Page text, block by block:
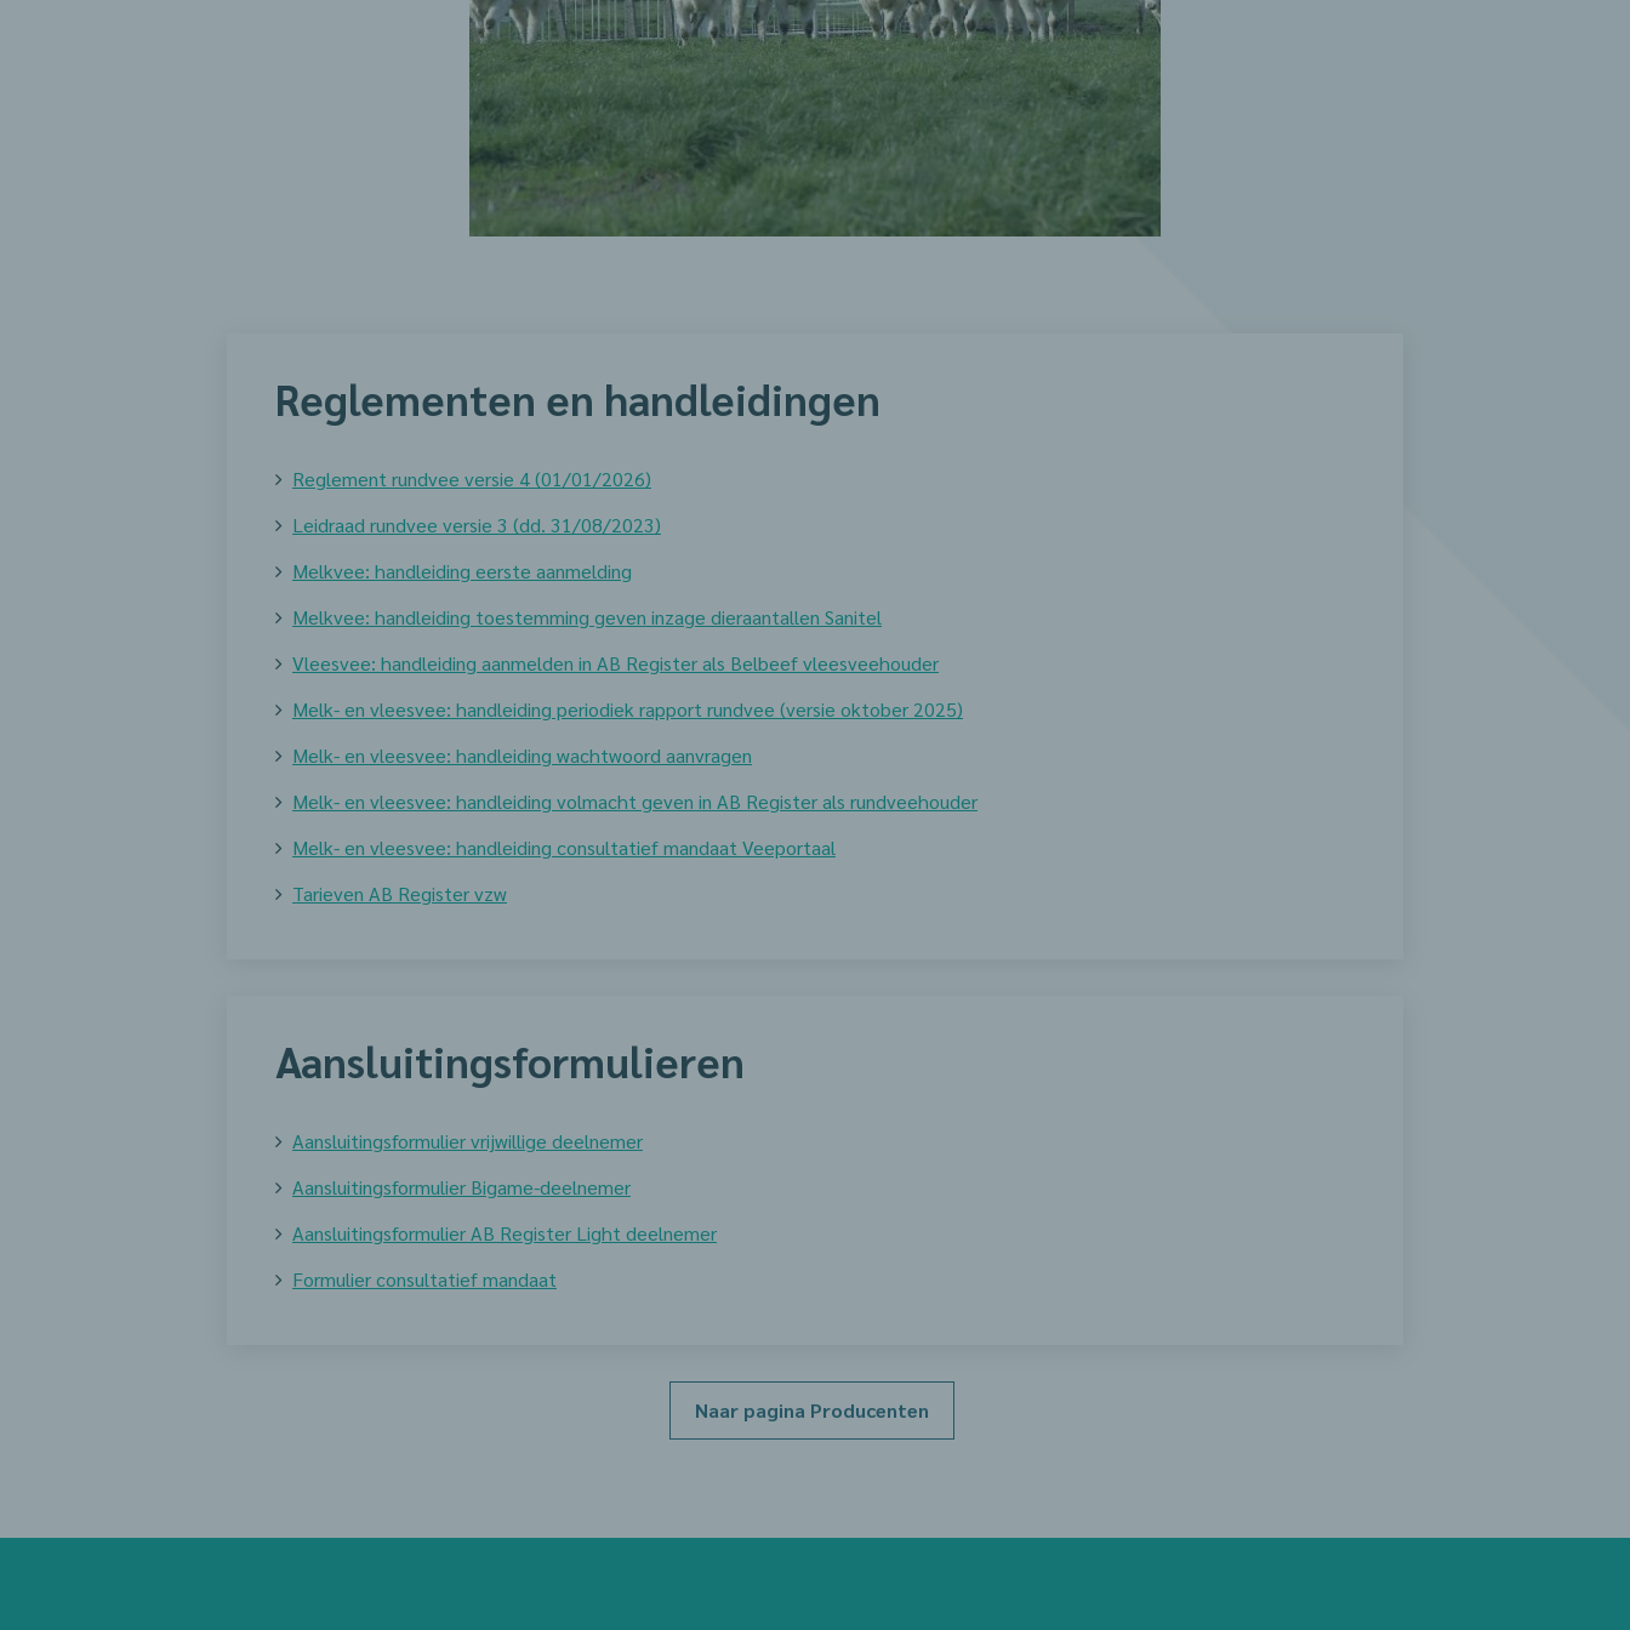
Reglementen en handleidingen
Reglement rundvee versie 4 (01/01/2026)
Leidraad rundvee versie 3 (dd. 31/08/2023)
Melkvee: handleiding eerste aanmelding
Melkvee: handleiding toestemming geven inzage dieraantallen Sanitel
Vleesvee: handleiding aanmelden in AB Register als Belbeef vleesveehouder
Melk- en vleesvee: handleiding periodiek rapport rundvee (versie oktober 2025)
Melk- en vleesvee: handleiding wachtwoord aanvragen
Melk- en vleesvee: handleiding volmacht geven in AB Register als rundveehouder
Melk- en vleesvee: handleiding consultatief mandaat Veeportaal
Tarieven AB Register vzw
Aansluitingsformulieren
Aansluitingsformulier vrijwillige deelnemer
Aansluitingsformulier Bigame-deelnemer
Aansluitingsformulier AB Register Light deelnemer
Formulier consultatief mandaat
Naar pagina Producenten